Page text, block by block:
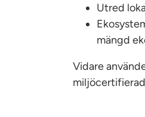
Utred
mängd
Vidare